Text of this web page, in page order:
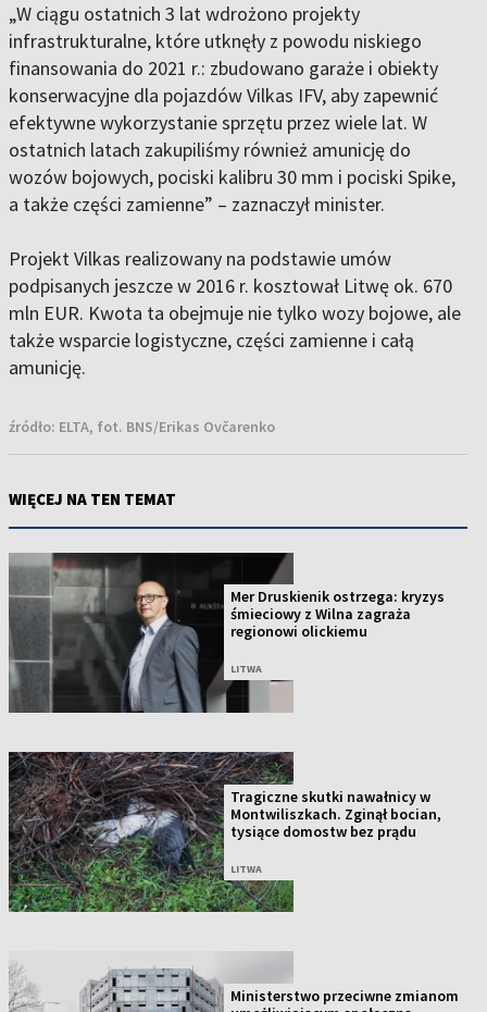
„W ciągu ostatnich 3 lat wdrożono projekty
infrastrukturalne, które utknęły z powodu niskiego
finansowania do 2021 r.: zbudowano garaże i obiekty
konserwacyjne dla pojazdów Vilkas IFV, aby zapewnić
efektywne wykorzystanie sprzętu przez wiele lat. W
ostatnich latach zakupiliśmy również amunicję do
wozów bojowych, pociski kalibru 30 mm i pociski Spike,
a także części zamienne” – zaznaczył minister.
Projekt Vilkas realizowany na podstawie umów
podpisanych jeszcze w 2016 r. kosztował Litwę ok. 670
mln EUR. Kwota ta obejmuje nie tylko wozy bojowe, ale
także wsparcie logistyczne, części zamienne i całą
amunicję.
źródło: ELTA, fot. BNS/Erikas Ovčarenko
WIĘCEJ NA TEN TEMAT
Mer Druskienik ostrzega: kryzys
śmieciowy z Wilna zagraża
regionowi olickiemu
LITWA
Tragiczne skutki nawałnicy w
Montwiliszkach. Zginął bocian,
tysiące domostw bez prądu
LITWA
Ministerstwo przeciwne zmianom